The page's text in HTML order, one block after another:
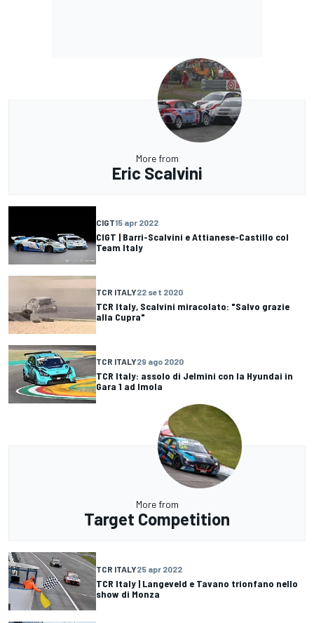
More from
Eric Scalvini
CIGT15 apr 2022
CIGT | Barri-Scalvini e Attianese-Castillo col
Team Italy
TCR ITALY22 set 2020
TCR Italy, Scalvini miracolato: "Salvo grazie
alla Cupra"
TCR ITALY29 ago 2020
TCR Italy: assolo di Jelmini con la Hyundai in
Gara 1 ad Imola
More from
Target Competition
TCR ITALY25 apr 2022
TCR Italy | Langeveld e Tavano trionfano nello
show di Monza